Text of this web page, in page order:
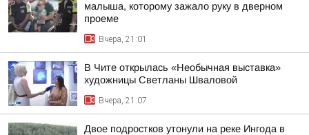
малыша, которому зажало руку в дверном
проеме
Вчера, 21:01
В Чите открылась «Необычная выставка»
художницы Светланы Шваловой
Вчера, 21:07
Двое подростков утонули на реке Ингода в